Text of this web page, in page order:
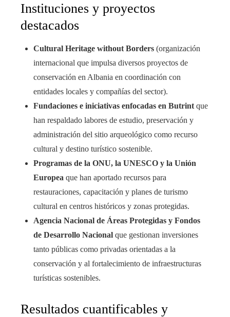
Instituciones y proyectos
destacados
Cultural Heritage without Borders (organización
internacional que impulsa diversos proyectos de
conservación en Albania en coordinación con
entidades locales y compañías del sector).
Fundaciones e iniciativas enfocadas en Butrint que
han respaldado labores de estudio, preservación y
administración del sitio arqueológico como recurso
cultural y destino turístico sostenible.
Programas de la ONU, la UNESCO y la Unión
Europea que han aportado recursos para
restauraciones, capacitación y planes de turismo
cultural en centros históricos y zonas protegidas.
Agencia Nacional de Áreas Protegidas y Fondos
de Desarrollo Nacional que gestionan inversiones
tanto públicas como privadas orientadas a la
conservación y al fortalecimiento de infraestructuras
turísticas sostenibles.
Resultados cuantificables y